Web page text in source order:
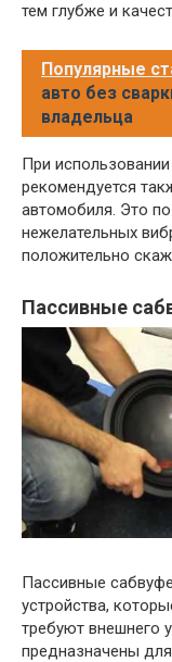
тем глубже и
Популярные
авто без
владельца
При
рекомендуется
автомобиля. Это
нежелательных
положительно
Пассивные
Пассивные
устройства,
требуют внешнего
предназначены